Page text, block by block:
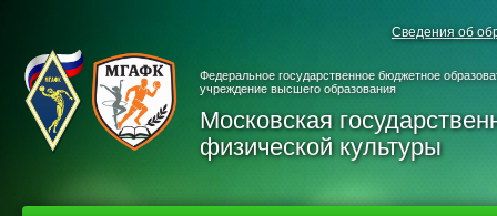
Сведения об
Федеральное государственное бюджетное
учреждение высшего образования
Московская
физической культуры